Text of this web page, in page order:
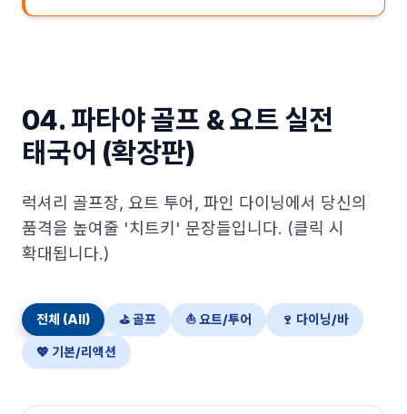
04. 파타야 골프 & 요트 실전
태국어 (확장판)
럭셔리 골프장, 요트 투어, 파인 다이닝에서 당신의
품격을 높여줄 '치트키' 문장들입니다. (클릭 시
확대됩니다.)
전체 (All) ⛳ 골프 ⛵ 요트/투어 🍷 다이닝/바
💖 기본/리액션